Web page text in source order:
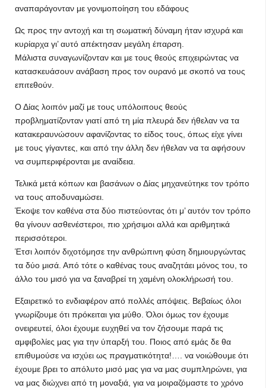
αναπαράγονταν με γονιμοποίηση του εδάφους
Ως προς την αντοχή και τη σωματική δύναμη ήταν ισχυρά και
κυρίαρχα γι’ αυτό απέκτησαν μεγάλη έπαρση.
Μάλιστα συναγωνίζονταν και με τους θεούς επιχειρώντας να
κατασκευάσουν ανάβαση προς τον ουρανό με σκοπό να τους
επιτεθούν.
Ο Δίας λοιπόν μαζί με τους υπόλοιπους θεούς
προβληματίζονταν γιατί από τη μία πλευρά δεν ήθελαν να τα
κατακεραυνώσουν αφανίζοντας το είδος τους, όπως είχε γίνει
με τους γίγαντες, και από την άλλη δεν ήθελαν να τα αφήσουν
να συμπεριφέρονται με αναίδεια.
Τελικά μετά κόπων και βασάνων ο Δίας μηχανεύτηκε τον τρόπο
να τους αποδυναμώσει.
Έκοψε τον καθένα στα δύο πιστεύοντας ότι μ’ αυτόν τον τρόπο
θα γίνουν ασθενέστεροι, πιο χρήσιμοι αλλά και αριθμητικά
περισσότεροι.
Έτσι λοιπόν διχοτόμησε την ανθρώπινη φύση δημιουργώντας
τα δύο μισά. Από τότε ο καθένας τους αναζητάει μόνος του, το
άλλο του μισό για να ξαναβρεί τη χαμένη ολοκλήρωσή του.
Εξαιρετικό το ενδιαφέρον από πολλές απόψεις. Βεβαίως όλοι
γνωρίζουμε ότι πρόκειται για μύθο. Όλοι όμως τον έχουμε
ονειρευτεί, όλοι έχουμε ευχηθεί να τον ζήσουμε παρά τις
αμφιβολίες μας για την ύπαρξή του. Ποιος από εμάς δε θα
επιθυμούσε να ισχύει ως πραγματικότητα!…. να νοιώθουμε ότι
έχουμε βρει το απόλυτο μισό μας για να μας συμπληρώνει, για
να μας διώχνει από τη μοναξιά, για να μοιραζόμαστε το χρόνο